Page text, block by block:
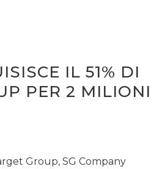
IL 51% DI
PER 2 MILIONI
Group, SG Company